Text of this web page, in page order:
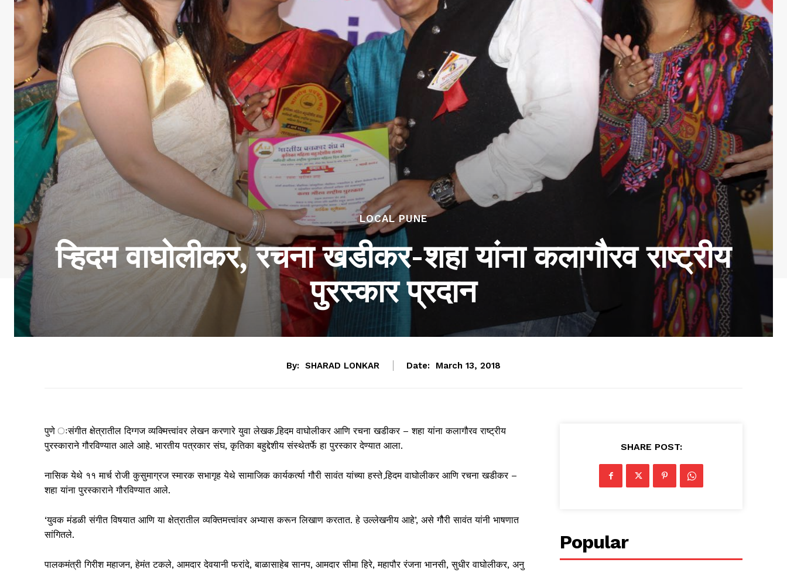
LOCAL PUNE
ऱ्हिदम वाघोलीकर, रचना खडीकर-शहा यांना कलागौरव राष्ट्रीय
पुरस्कार प्रदान
By: SHARAD LONKAR Date: March 13, 2018
पुणे ःसंगीत क्षेत्रातील दिग्गज व्यक्मित्त्वांवर लेखन करणारे युवा लेखक र्‍हिदम वाघोलीकर आणि रचना खडीकर – शहा यांना कलागौरव राष्ट्रीय
पुरस्काराने गौरविण्यात आले आहे. भारतीय पत्रकार संघ, कृतिका बहुद्देशीय संस्थेतर्फे हा पुरस्कार देण्यात आला.
नासिक येथे ११ मार्च रोजी कुसुमाग्रज स्मारक सभागृह येथे सामाजिक कार्यकर्त्या गौरी सावंत यांच्या हस्ते र्‍हिदम वाघोलीकर आणि रचना खडीकर –
शहा यांना पुरस्काराने गौरविण्यात आले.
‘युवक मंडळी संगीत विषयात आणि या क्षेत्रातील व्यक्तिमत्त्वांवर अभ्यास करून लिखाण करतात. हे उल्लेखनीय आहे’, असे गौैरी सावंत यांनी भाषणात
सांगितले.
पालकमंत्री गिरीश महाजन, हेमंत टकले, आमदार देवयानी फरांदे, बाळासाहेब सानप, आमदार सीमा हिरे, महापौर रंजना भानसी, सुधीर वाघोलीकर, अनु
SHARE POST:
Popular